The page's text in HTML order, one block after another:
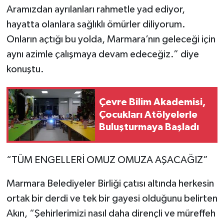
Aramızdan ayrılanları rahmetle yad ediyor,
hayatta olanlara sağlıklı ömürler diliyorum.
Onların açtığı bu yolda, Marmara’nın geleceği için
aynı azimle çalışmaya devam edeceğiz.” diye
konuştu.
Çevre Bilim Akademisi,
Çocukları Atölyelerle
Buluşturmaya Başladı
“TÜM ENGELLERİ OMUZ OMUZA AŞACAĞIZ”
Marmara Belediyeler Birliği çatısı altında herkesin
ortak bir derdi ve tek bir gayesi olduğunu belirten
Akın, “Şehirlerimizi nasıl daha dirençli ve müreffeh